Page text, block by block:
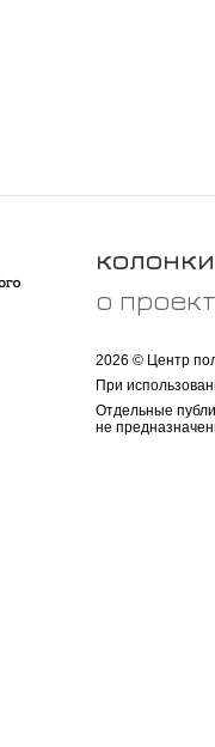
колонки
о
2026 © Центр
При
Отдельные
не